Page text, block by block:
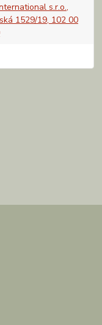
s.r.o.,
1529/19, 102 00